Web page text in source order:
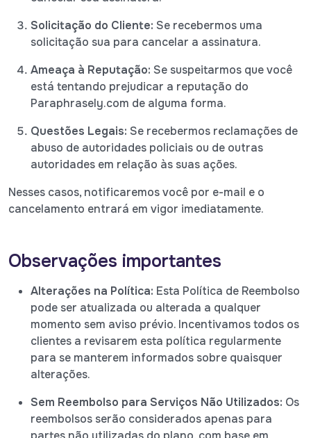
Solicitação do Cliente: Se recebermos uma
solicitação sua para cancelar a assinatura.
Ameaça à Reputação: Se suspeitarmos que você
está tentando prejudicar a reputação do
Paraphrasely.com de alguma forma.
Questões Legais: Se recebermos reclamações de
abuso de autoridades policiais ou de outras
autoridades em relação às suas ações.
Nesses casos, notificaremos você por e-mail e o
cancelamento entrará em vigor imediatamente.
Observações importantes
Alterações na Política: Esta Política de Reembolso
pode ser atualizada ou alterada a qualquer
momento sem aviso prévio. Incentivamos todos os
clientes a revisarem esta política regularmente
para se manterem informados sobre quaisquer
alterações.
Sem Reembolso para Serviços Não Utilizados: Os
reembolsos serão considerados apenas para